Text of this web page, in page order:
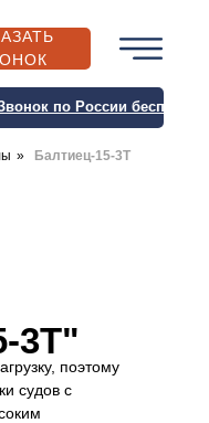
по России
» Балтиец-15-3Т
поэтому
судов с
3Т"